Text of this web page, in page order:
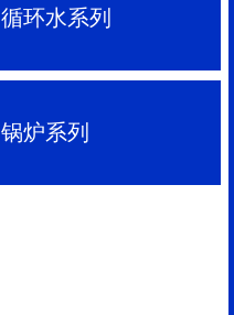
循环水系列
锅炉系列